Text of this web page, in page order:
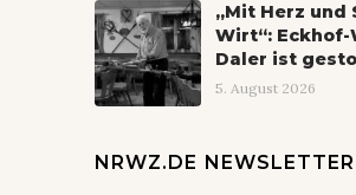
„Mit Herz und
Wirt“:
Daler ist
5. August 2026
NRWZ.DE NEWSLETTER